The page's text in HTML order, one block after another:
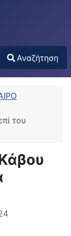
results.
Αναζήτηση
του